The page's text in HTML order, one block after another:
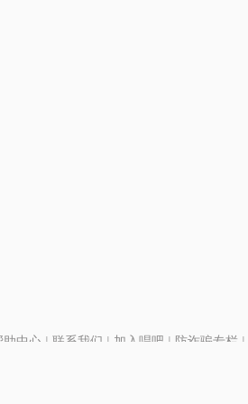
助中心 | 联系我们 | 加入唱吧 | 防诈骗专栏 |